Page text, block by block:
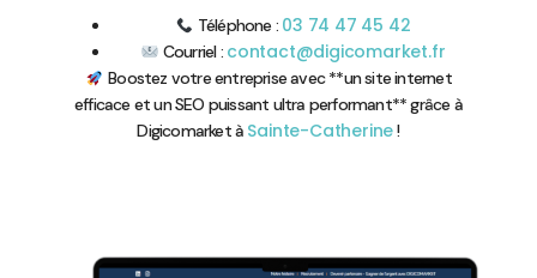
Téléphone : 03 74 47 45 42
Courriel : contact@digicomarket.fr
Boostez votre entreprise avec **un site internet
efficace et un SEO puissant ultra performant** grâce à
Digicomarket à Sainte-Catherine!